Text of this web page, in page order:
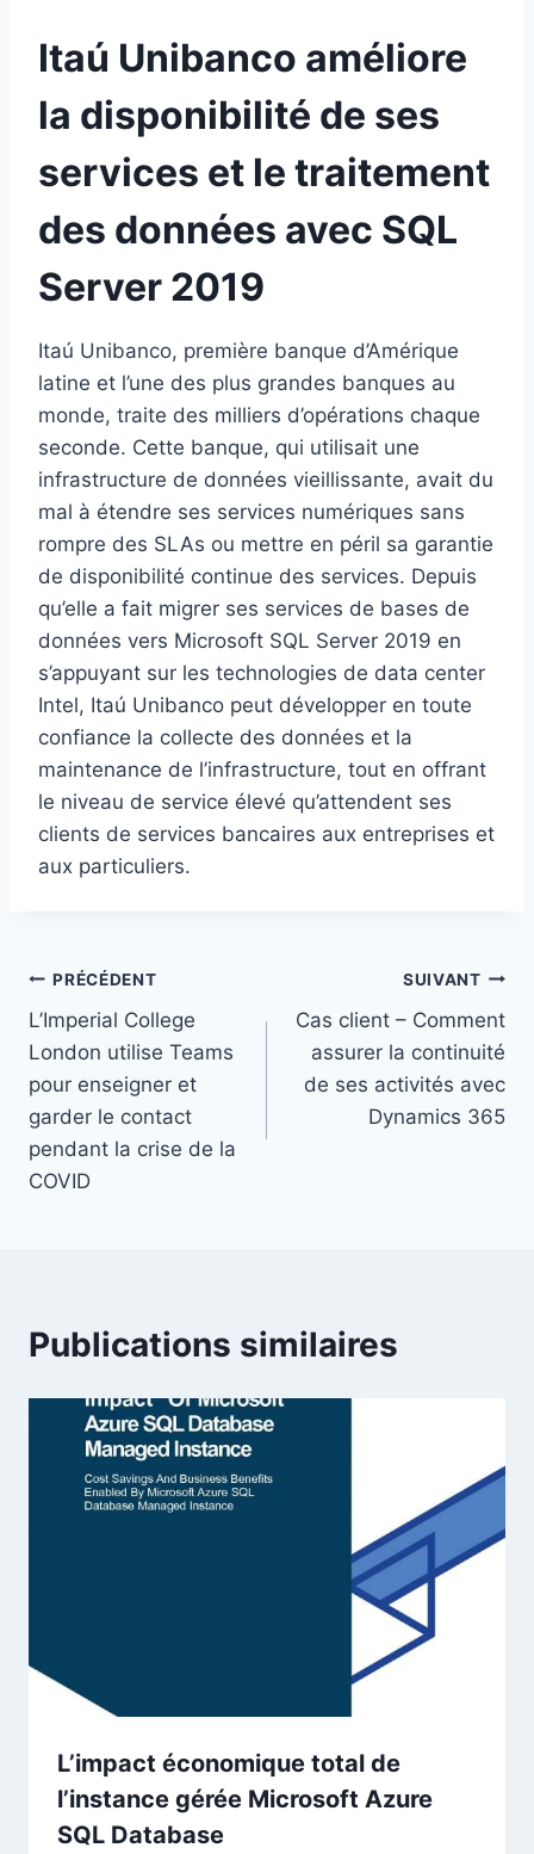
Itaú Unibanco améliore
la disponibilité de ses
services et le traitement
des données avec SQL
Server 2019
Itaú Unibanco, première banque d’Amérique
latine et l’une des plus grandes banques au
monde, traite des milliers d’opérations chaque
seconde. Cette banque, qui utilisait une
infrastructure de données vieillissante, avait du
mal à étendre ses services numériques sans
rompre des SLAs ou mettre en péril sa garantie
de disponibilité continue des services. Depuis
qu’elle a fait migrer ses services de bases de
données vers Microsoft SQL Server 2019 en
s’appuyant sur les technologies de data center
Intel, Itaú Unibanco peut développer en toute
confiance la collecte des données et la
maintenance de l’infrastructure, tout en offrant
le niveau de service élevé qu’attendent ses
clients de services bancaires aux entreprises et
aux particuliers.
Navigation
de
l’article
PRÉCÉDENT
L’Imperial College
London utilise Teams
pour enseigner et
garder le contact
pendant la crise de la
COVID
SUIVANT
Cas client – Comment
assurer la continuité
de ses activités avec
Dynamics 365
Publications similaires
L’impact économique total de
l’instance gérée Microsoft Azure
SQL Database